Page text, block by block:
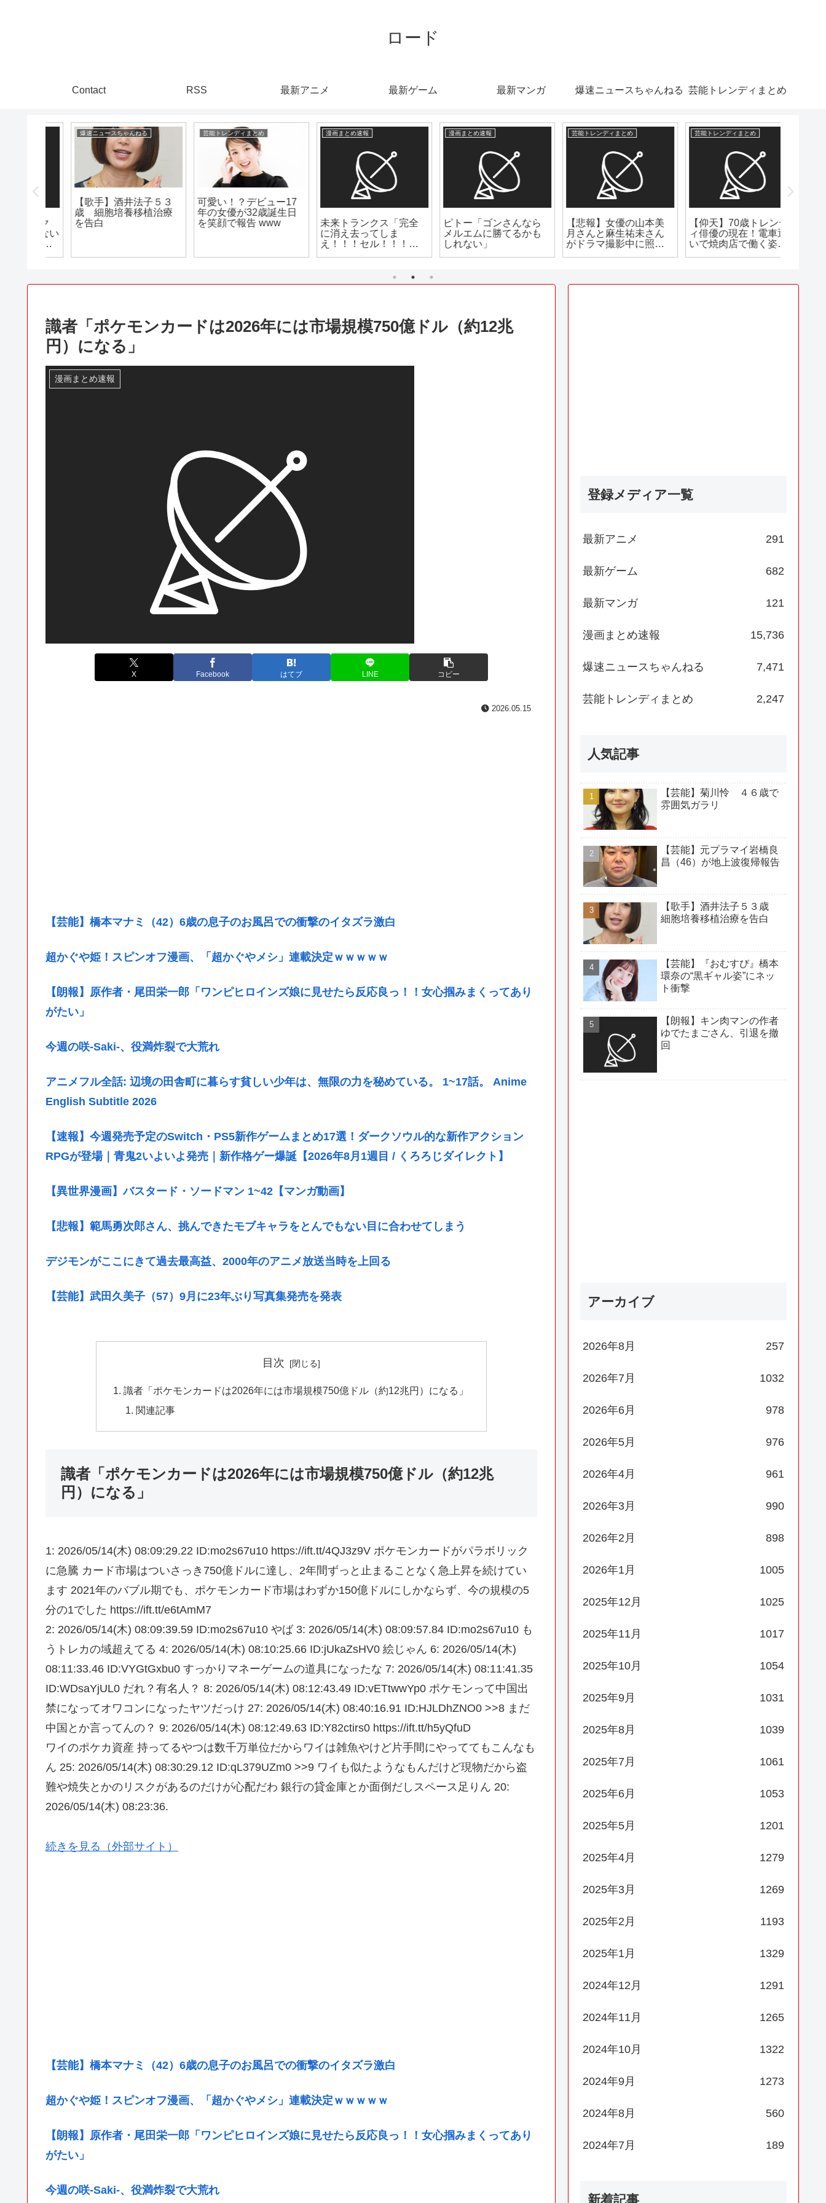
ロード
Contact RSS 最新アニメ 最新ゲーム 最新マンガ 爆速ニュースちゃんねる 芸能トレンディまとめ
芸能トレンディまとめ
可愛い！？デビュー17
年の女優が32歳誕生日
を笑顔で報告 www
漫画まとめ速報
未来トランクス「完全
漫画まとめ速報
ピトー「ゴンさんなら
メルエムに勝てるかも
しれない」
芸能トレンディまとめ
【悲報】女優の山本美
月さんと麻生祐未さん
がドラマ撮影中に照明
芸能トレンディまとめ
【仰天】70歳トレンデ
ィ俳優の現在！電車通
いで焼肉店で働く姿が
芸能トレンディまとめ
マジか！？長瀬智也
自民党への風刺投稿っ
て、ヤバってwww
識者「ポケモンカードは2026年には市場規模750億ドル（約12兆
円）になる」
漫画まとめ速報
X Facebook はてブ LINE コピー
2026.05.15
【芸能】橋本マナミ（42）6歳の息子のお風呂での衝撃のイタズラ激白
超かぐや姫！スピンオフ漫画、「超かぐやメシ」連載決定ｗｗｗｗｗ
【朗報】原作者・尾田栄一郎「ワンピヒロインズ娘に見せたら反応良っ！！女心掴みまくってあり
がたい」
今週の咲-Saki-、役満炸裂で大荒れ
アニメフル全話: 辺境の田舎町に暮らす貧しい少年は、無限の力を秘めている。 1~17話。 Anime
English Subtitle 2026
【速報】今週発売予定のSwitch・PS5新作ゲームまとめ17選！ダークソウル的な新作アクション
RPGが登場｜青鬼2いよいよ発売｜新作格ゲー爆誕【2026年8月1週目 / くろろじダイレクト】
【異世界漫画】バスタード・ソードマン 1~42【マンガ動画】
【悲報】範馬勇次郎さん、挑んできたモブキャラをとんでもない目に合わせてしまう
デジモンがここにきて過去最高益、2000年のアニメ放送当時を上回る
【芸能】武田久美子（57）9月に23年ぶり写真集発売を発表
目次
識者「ポケモンカードは2026年には市場規模750億ドル（約12兆円）になる」
関連記事
識者「ポケモンカードは2026年には市場規模750億ドル（約12兆
円）になる」
1: 2026/05/14(木) 08:09:29.22 ID:mo2s67u10 https://ift.tt/4QJ3z9V ポケモンカードがパラボリック
に急騰 カード市場はついさっき750億ドルに達し、2年間ずっと止まることなく急上昇を続けてい
ます 2021年のバブル期でも、ポケモンカード市場はわずか150億ドルにしかならず、今の規模の5
分の1でした https://ift.tt/e6tAmM7
2: 2026/05/14(木) 08:09:39.59 ID:mo2s67u10 やば 3: 2026/05/14(木) 08:09:57.84 ID:mo2s67u10 も
うトレカの域超えてる 4: 2026/05/14(木) 08:10:25.66 ID:jUkaZsHV0 絵じゃん 6: 2026/05/14(木)
08:11:33.46 ID:VYGtGxbu0 すっかりマネーゲームの道具になったな 7: 2026/05/14(木) 08:11:41.35
ID:WDsaYjUL0 だれ？有名人？ 8: 2026/05/14(木) 08:12:43.49 ID:vETtwwYp0 ポケモンって中国出
禁になってオワコンになったヤツだっけ 27: 2026/05/14(木) 08:40:16.91 ID:HJLDhZNO0 >>8 まだ
中国とか言ってんの？ 9: 2026/05/14(木) 08:12:49.63 ID:Y82ctirs0 https://ift.tt/h5yQfuD
ワイのポケカ資産 持ってるやつは数千万単位だからワイは雑魚やけど片手間にやっててもこんなも
ん 25: 2026/05/14(木) 08:30:29.12 ID:qL379UZm0 >>9 ワイも似たようなもんだけど現物だから盗
難や焼失とかのリスクがあるのだけが心配だわ 銀行の貸金庫とか面倒だしスペース足りん 20:
2026/05/14(木) 08:23:36.
続きを見る（外部サイト）
【芸能】橋本マナミ（42）6歳の息子のお風呂での衝撃のイタズラ激白
超かぐや姫！スピンオフ漫画、「超かぐやメシ」連載決定ｗｗｗｗｗ
【朗報】原作者・尾田栄一郎「ワンピヒロインズ娘に見せたら反応良っ！！女心掴みまくってあり
がたい」
今週の咲-Saki-、役満炸裂で大荒れ
登録メディア一覧
最新アニメ 291
最新ゲーム 682
最新マンガ 121
漫画まとめ速報 15,736
爆速ニュースちゃんねる 7,471
芸能トレンディまとめ 2,247
人気記事
【芸能】菊川怜 ４６歳で
雰囲気ガラリ
【芸能】元プラマイ岩橋良
昌（46）が地上波復帰報告
【歌手】酒井法子５３歳
細胞培養移植治療を告白
【芸能】『おむすび』橋本
環奈の“黒ギャル姿”にネッ
ト衝撃
【朗報】キン肉マンの作者
ゆでたまごさん、引退を撤
回
アーカイブ
2026年8月 257
2026年7月 1032
2026年6月 978
2026年5月 976
2026年4月 961
2026年3月 990
2026年2月 898
2026年1月 1005
2025年12月 1025
2025年11月 1017
2025年10月 1054
2025年9月 1031
2025年8月 1039
2025年7月 1061
2025年6月 1053
2025年5月 1201
2025年4月 1279
2025年3月 1269
2025年2月 1193
2025年1月 1329
2024年12月 1291
2024年11月 1265
2024年10月 1322
2024年9月 1273
2024年8月 560
2024年7月 189
新着記事